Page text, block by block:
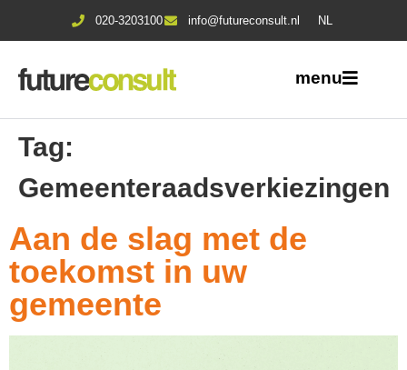
020-3203100 info@futureconsult.nl NL
menu
Tag:
Gemeenteraadsverkiezingen
Aan de slag met de
toekomst in uw
gemeente